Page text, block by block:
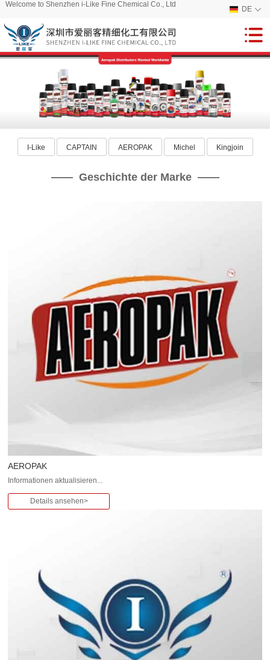
Welcome to Shenzhen i-Like Fine Chemical Co., Ltd
DE
I-Like CAPTAIN AEROPAK Michel Kingjoin
—— Geschichte der Marke ——
AEROPAK
Informationen aktualisieren...
Details ansehen>